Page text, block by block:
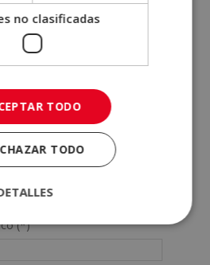
INFORMACIÓN
(*)
no clasificadas
TODO
TODO